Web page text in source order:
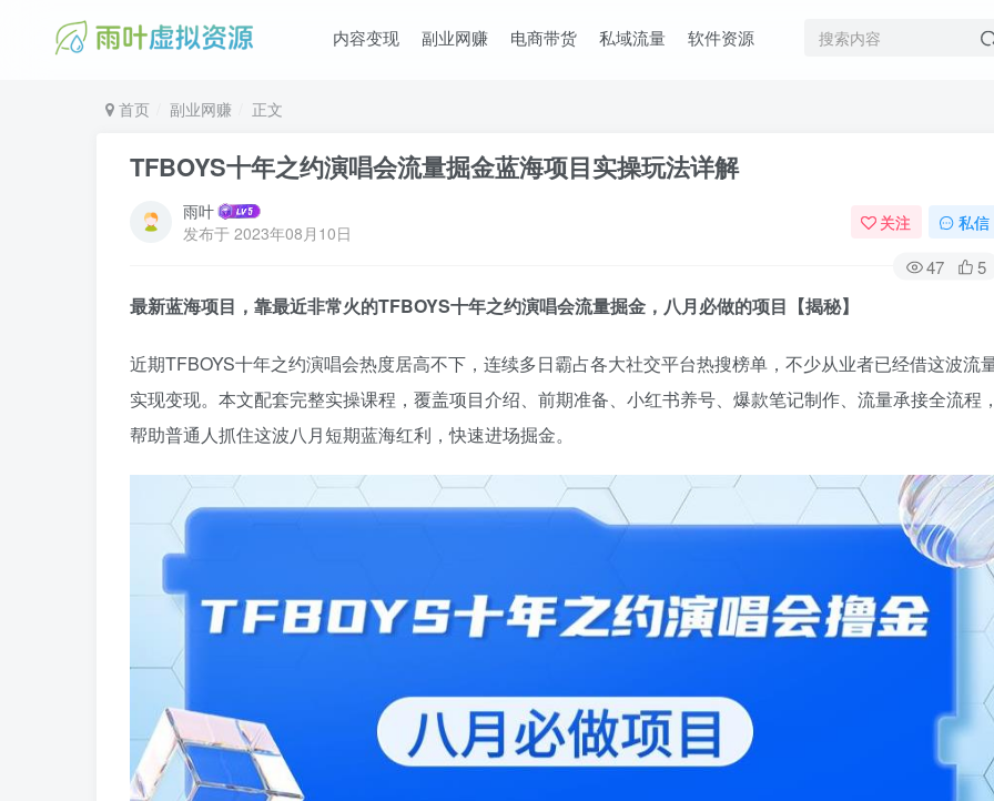
内容变现 副业网赚 电商带货 私域流量 软件资源
首页 副业网赚 正文
TFBOYS十年之约演唱会流量掘金蓝海项目实操玩法详解
雨叶
发布于 2023年08月10日 关注 私信
47 5
最新蓝海项目，靠最近非常火的TFBOYS十年之约演唱会流量掘金，八月必做的项目【揭秘】
近期TFBOYS十年之约演唱会热度居高不下，连续多日霸占各大社交平台热搜榜单，不少从业者已经借这波流
实现变现。本文配套完整实操课程，覆盖项目介绍、前期准备、小红书养号、爆款笔记制作、流量承接全流程
帮助普通人抓住这波八月短期蓝海红利，快速进场掘金。